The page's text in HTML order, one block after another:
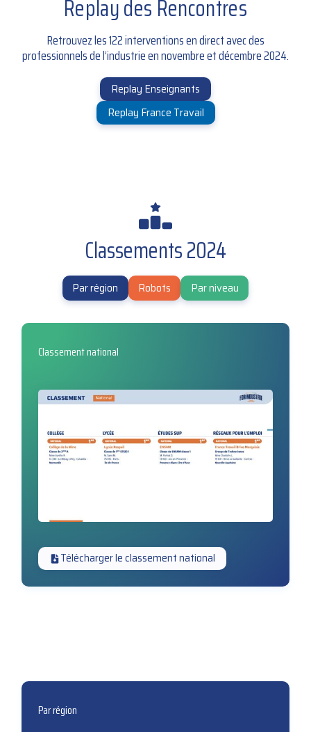
Replay des Rencontres
Retrouvez les 122 interventions en direct avec des
professionnels de l’industrie en novembre et décembre 2024.
Replay Enseignants
Replay France Travail
Classements 2024
Par région Robots Par niveau
Classement national
Télécharger le classement national
Par région